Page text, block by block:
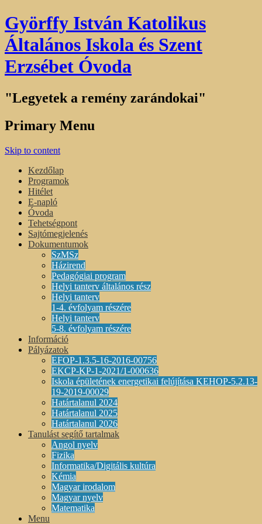
Györffy István Katolikus
Általános Iskola és Szent
Erzsébet Óvoda
"Legyetek a remény zarándokai"
Primary Menu
Skip to content
Kezdőlap
Programok
Hitélet
E-napló
Óvoda
Tehetségpont
Sajtómegjelenés
Dokumentumok
SzMSz
Házirend
Pedagógiai program
Helyi tanterv általános rész
Helyi tanterv
1-4. évfolyam részére
Helyi tanterv
5-8. évfolyam részére
Információ
Pályázatok
EFOP-1.3.5-16-2016-00756
EKCP-KP-1-2021/1-000636
Iskola épületének energetikai felújítása KEHOP-5.2.13-
19-2019-00029
Határtalanul 2024
Határtalanul 2025
Határtalanul 2026
Tanulást segítő tartalmak
Angol nyelv
Fizika
Informatika/Digitális kultúra
Kémia
Magyar irodalom
Magyar nyelv
Matematika
Menu